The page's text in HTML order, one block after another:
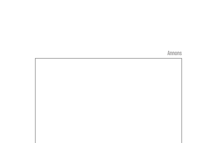
Annons